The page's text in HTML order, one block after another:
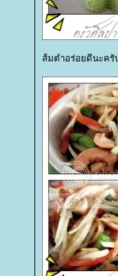
ส้มตำอร่อยดีนะครั